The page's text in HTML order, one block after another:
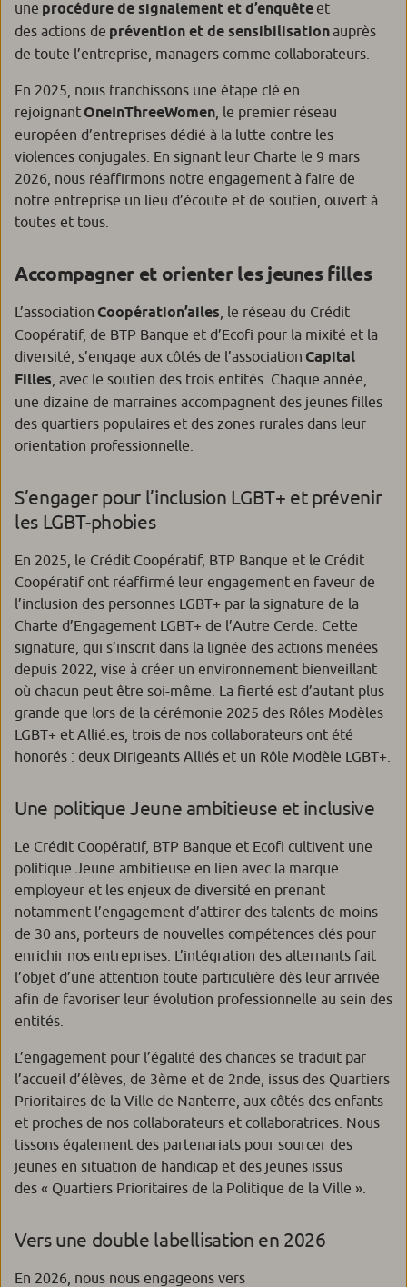
une procédure de signalement et d’enquêteet
des actions de prévention et de sensibilisationauprès
de toute l’entreprise, managers comme collaborateurs.
En 2025, nous franchissons une étape clé en
rejoignantOneInThreeWomen , le premier réseau
européen d’entreprises dédié à la lutte contre les
violences conjugales. En signant leur Charte le 9 mars
2026, nous réaffirmons notre engagement à faire de
notre entreprise un lieu d’écoute et de soutien, ouvert à
toutes et tous.
Accompagner et orienter les jeunes filles
L’association Coopération’ailes , le réseau du Crédit
Coopératif, de BTP Banque et d’Ecofi pour la mixité et la
diversité, s’engage aux côtés de l’association Capital
Filles , avec le soutien des trois entités. Chaque année,
une dizaine de marraines accompagnent des jeunes filles
des quartiers populaires et des zones rurales dans leur
orientation professionnelle.
S’engager pour l’inclusion LGBT+ et prévenir
les LGBT-phobies
En 2025, le Crédit Coopératif, BTP Banque et le Crédit
Coopératif ont réaffirmé leur engagement en faveur de
l’inclusion des personnes LGBT+ par la signature de la
Charte d’Engagement LGBT+ de l’Autre Cercle. Cette
signature, qui s’inscrit dans la lignée des actions menées
depuis 2022, vise à créer un environnement bienveillant
où chacun peut être soi-même. La fierté est d’autant plus
grande que lors de la cérémonie 2025 des Rôles Modèles
LGBT+ et Allié.es, trois de nos collaborateurs ont été
honorés : deux Dirigeants Alliés et un Rôle Modèle LGBT+.
Une politique Jeune ambitieuse et inclusive
Le Crédit Coopératif, BTP Banque et Ecofi cultivent une
politique Jeune ambitieuse en lien avec la marque
employeur et les enjeux de diversité en prenant
notamment l’engagement d’attirer des talents de moins
de 30 ans, porteurs de nouvelles compétences clés pour
enrichir nos entreprises. L’intégration des alternants fait
l’objet d’une attention toute particulière dès leur arrivée
afin de favoriser leur évolution professionnelle au sein des
entités.
L’engagement pour l’égalité des chances se traduit par
l’accueil d’élèves, de 3ème et de 2nde, issus des Quartiers
Prioritaires de la Ville de Nanterre, aux côtés des enfants
et proches de nos collaborateurs et collaboratrices. Nous
tissons également des partenariats pour sourcer des
jeunes en situation de handicap et des jeunes issus
des « Quartiers Prioritaires de la Politique de la Ville ».
Vers une double labellisation en 2026
En 2026, nous nous engageons vers